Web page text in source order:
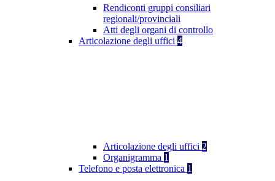
Rendiconti gruppi consiliari
regionali/provinciali
Atti degli organi di controllo
Articolazione degli uffici 4
Articolazione degli uffici 2
Organigramma 1
Telefono e posta elettronica 1